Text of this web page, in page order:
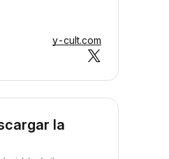
y-cult.com
la